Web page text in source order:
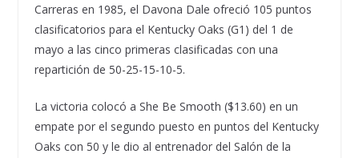
Carreras en 1985, el Davona Dale ofreció 105 puntos
clasificatorios para el Kentucky Oaks (G1) del 1 de
mayo a las cinco primeras clasificadas con una
repartición de 50-25-15-10-5.
La victoria colocó a She Be Smooth ($13.60) en un
empate por el segundo puesto en puntos del Kentucky
Oaks con 50 y le dio al entrenador del Salón de la